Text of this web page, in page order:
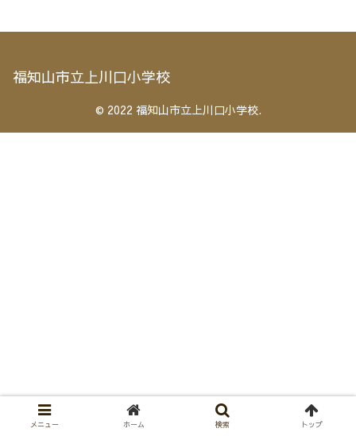
福知山市立上川口小学校
© 2022 福知山市立上川口小学校.
メニュー ホーム 検索 トップ